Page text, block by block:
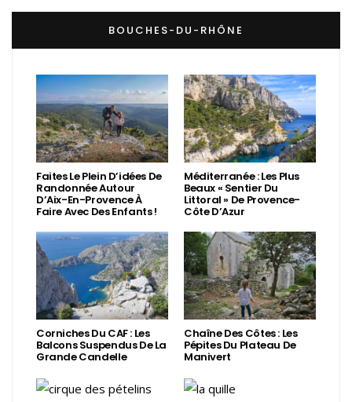
BOUCHES-DU-RHÔNE
Faites Le Plein D’idées De
Randonnée Autour
D’Aix-En-Provence À
Faire Avec Des Enfants !
Méditerranée : Les Plus
Beaux « Sentier Du
Littoral » De Provence-
Côte D’Azur
Corniches Du CAF : Les
Balcons Suspendus De La
Grande Candelle
Chaîne Des Côtes : Les
Pépites Du Plateau De
Manivert